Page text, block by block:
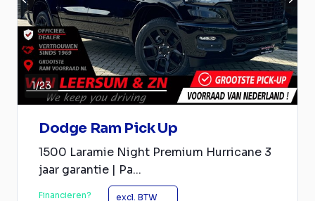
1/23
Dodge Ram Pick Up
1500 Laramie Night Premium Hurricane 3
jaar garantie | Pa...
Financieren? excl. BTW